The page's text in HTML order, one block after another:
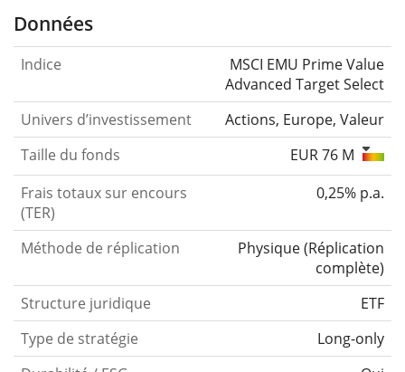
Données
Indice
MSCI EMU Prime Value
Advanced Target Select
Univers d’investissement
Actions, Europe, Valeur
Taille du fonds
EUR 76 M
Frais totaux sur encours
(TER)
0,25% p.a.
Méthode de réplication Physique(Réplication
complète)
Structure juridique
ETF
Type de stratégie
Long-only